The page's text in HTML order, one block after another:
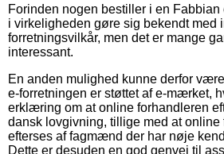
Forinden nogen bestiller i en
i virkeligheden gøre sig bekendt med
forretningsvilkår, men det er mange
interessant.
En anden mulighed kunne derfor
e-forretningen er støttet af e-mærket,
erklæring om at online forhandleren
dansk lovgivning, tillige med at
efterses af fagmænd der har nøje
Dette er desuden en god genvej til